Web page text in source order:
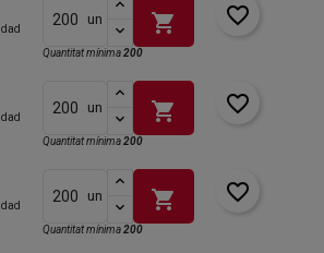
un shopping_cart favorite_border
Quantitat mínima200
un shopping_cart favorite_border
Quantitat mínima200
un shopping_cart favorite_border
Quantitat mínima200